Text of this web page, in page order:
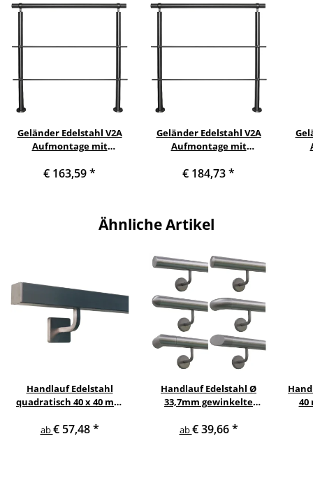
Geländer Edelstahl V2A
Aufmontage mit
Querstreben, Variante:
€ 163,59*
Geländer Edelstahl V2A
Aufmontage mit
Querstreben, Variante:
€ 184,73*
Ähnliche Artikel
Handlauf Edelstahl
quadratisch 40 x 40 mm
Edelstahlhalter
ab€ 57,48*
Handlauf Edelstahl Ø
33,7mm gewinkelte
ab€ 39,66*
40